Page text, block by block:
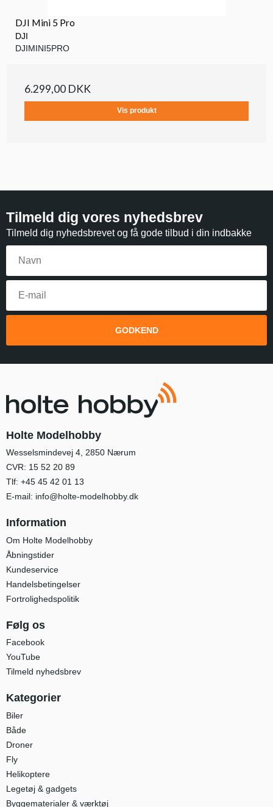
DJI Mini 5 Pro
DJI
DJIMINI5PRO
6.299,00 DKK
Vis produkt
Tilmeld dig vores nyhedsbrev
Tilmeld dig nyhedsbrevet og få gode tilbud i din indbakke
GODKEND
Holte Modelhobby
Wesselsmindevej 4, 2850 Nærum
CVR: 15 52 20 89
Tlf: +45 45 42 01 13
E-mail: info@holte-modelhobby.dk
Information
Om Holte Modelhobby
Åbningstider
Kundeservice
Handelsbetingelser
Fortrolighedspolitik
Følg os
Facebook
YouTube
Tilmeld nyhedsbrev
Kategorier
Biler
Både
Droner
Fly
Helikoptere
Legetøj & gadgets
Byggematerialer & værktøj